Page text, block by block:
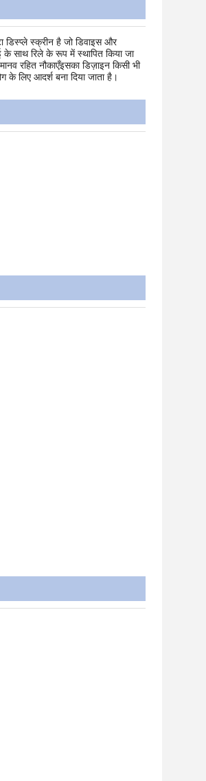
स्क्रीन है जो डिवाइस और
के साथ रिले के रूप में स्थापित किया जा
रहित नौकाएँइसका डिज़ाइन किसी भी
लिए आदर्श बना दिया जाता है।